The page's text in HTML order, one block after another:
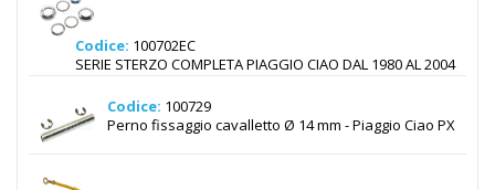
Codice: 100702EC
SERIE STERZO COMPLETA PIAGGIO CIAO DAL 1980 AL 2004
Codice: 100729
Perno fissaggio cavalletto Ø 14 mm - Piaggio Ciao PX